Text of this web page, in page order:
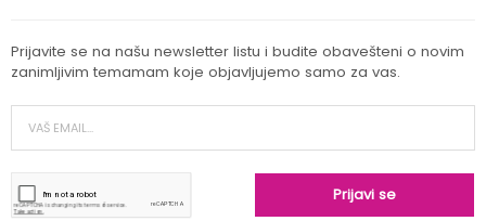
Prijavite se na našu newsletter listu i budite obavešteni o novim
zanimljivim temamam koje objavljujemo samo za vas.